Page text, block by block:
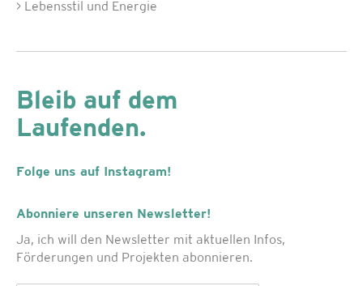
> Lebensstil und Energie
Bleib auf dem
Laufenden.
Folge uns auf Instagram!
Abonniere unseren Newsletter!
Ja, ich will den Newsletter mit aktuellen Infos,
Förderungen und Projekten abonnieren.